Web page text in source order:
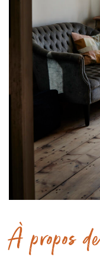
À propos